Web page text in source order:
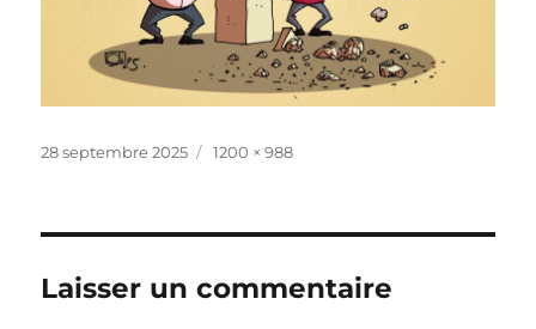
Publié
28 septembre 2025
Taille
1200 × 988
Laisser un commentaire